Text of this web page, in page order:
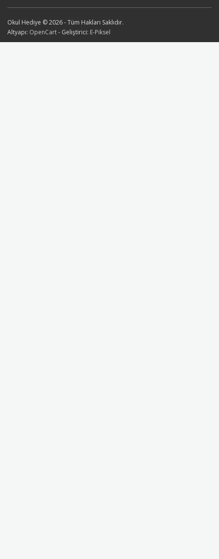
Okul Hediye © 2026 - Tüm Hakları Saklıdır.
Altyapı: OpenCart- Geliştirici: E-Piksel